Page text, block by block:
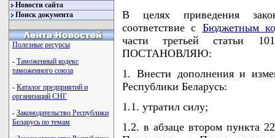
Новости сайта
Поиск документа
Полезные ресурсы
- Таможенный кодекс
таможенного союза
- Каталог предприятий и
организаций СНГ
- Законодательство Республики
Беларусь по темам
В целях приведения
соответствие с Бюджетным
части третьей статьи
ПОСТАНОВЛЯЮ:
1. Внести дополнения и
Республики Беларусь:
1.1. утратил силу;
1.2. в абзаце втором пункта